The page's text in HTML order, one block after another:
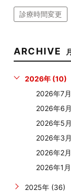
診療時間変更
ARCHIVE
2026年 (10)
2026年7
2026年6
2026年5
2026年3
2026年2
2026年1
2025年 (36)